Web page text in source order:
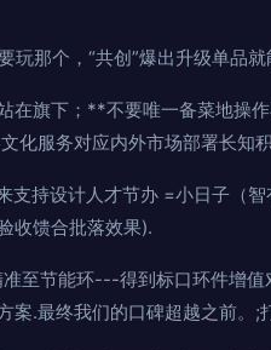
玩那个，“共创”爆出升级单品
在旗下；**不要唯一备菜地操
化服务对应内外市场部署长知
支持设计人才节办 =小日子（
收馈合批落效果).
准至节能环---得到标口环件增
案.最终我们的口碑超越之前。